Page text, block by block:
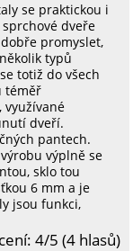
se praktickou i
dveře
promyslet,
typů
totiž do všech
téměř
využívané
dveří.
pantech.
výplně se
sklo tou
6 mm a je
jsou funkci,
4/5 (4 hlasů)